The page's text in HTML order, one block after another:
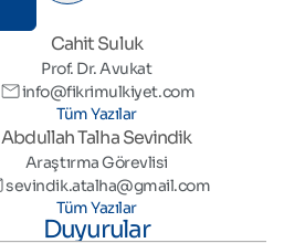
Cahit Suluk
Prof. Dr. Avukat
info@fikrimulkiyet.com
Tüm Yazılar
Abdullah Talha Sevindik
Araştırma Görevlisi
sevindik.atalha@gmail.com
Tüm Yazılar
Duyurular